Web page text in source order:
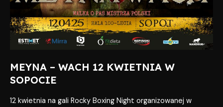
MEYNA – WACH 12 KWIETNIA W
SOPOCIE
12 kwietnia na gali Rocky Boxing Night organizowanej w